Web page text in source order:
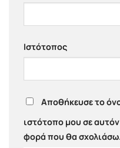
Ιστότοπος
Αποθήκευσε το
ιστότοπο μου σε
φορά που θα σχολιάσω.